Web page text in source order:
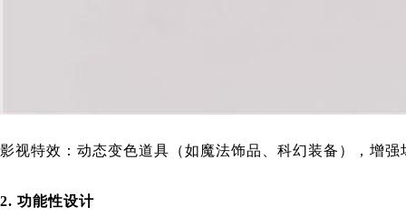
影视特效：动态变色道具（如魔法饰品、科幻装备），增强
2. 功能性设计